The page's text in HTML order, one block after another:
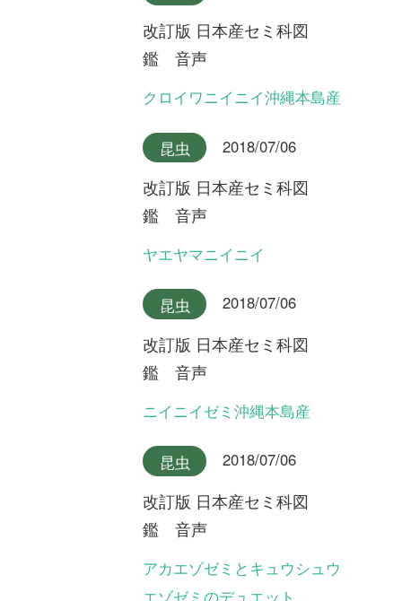
Copyright ©2016 Yama-kei Publishers co.,Ltd.
An impress Group Company. All rights reserved.